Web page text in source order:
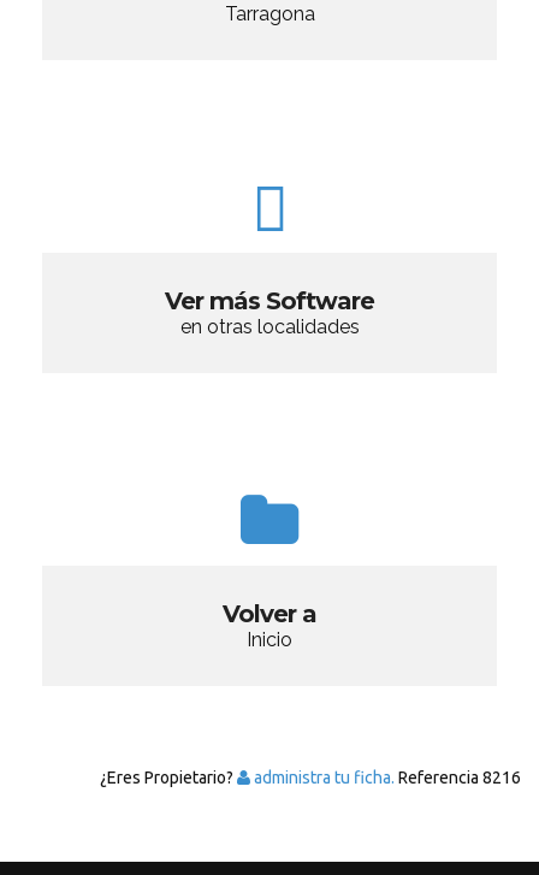
Tarragona
Ver más Software
en otras localidades
Volver a
Inicio
¿Eres Propietario? administra tu ficha. Referencia 8216